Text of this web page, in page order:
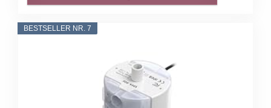
BESTSELLER NR. 7